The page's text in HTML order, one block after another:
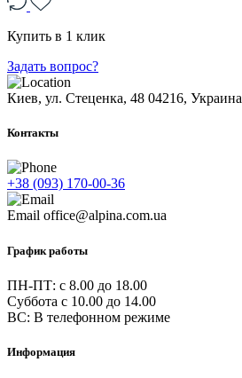
Купить в 1 клик
Задать вопрос?
Киев, ул. Стеценка, 48 04216, Украина
Контакты
+38 (093) 170-00-36
Email office@alpina.com.ua
График работы
ПН-ПТ: c 8.00 до 18.00
Суббота с 10.00 до 14.00
ВС: В телефонном режиме
Информация